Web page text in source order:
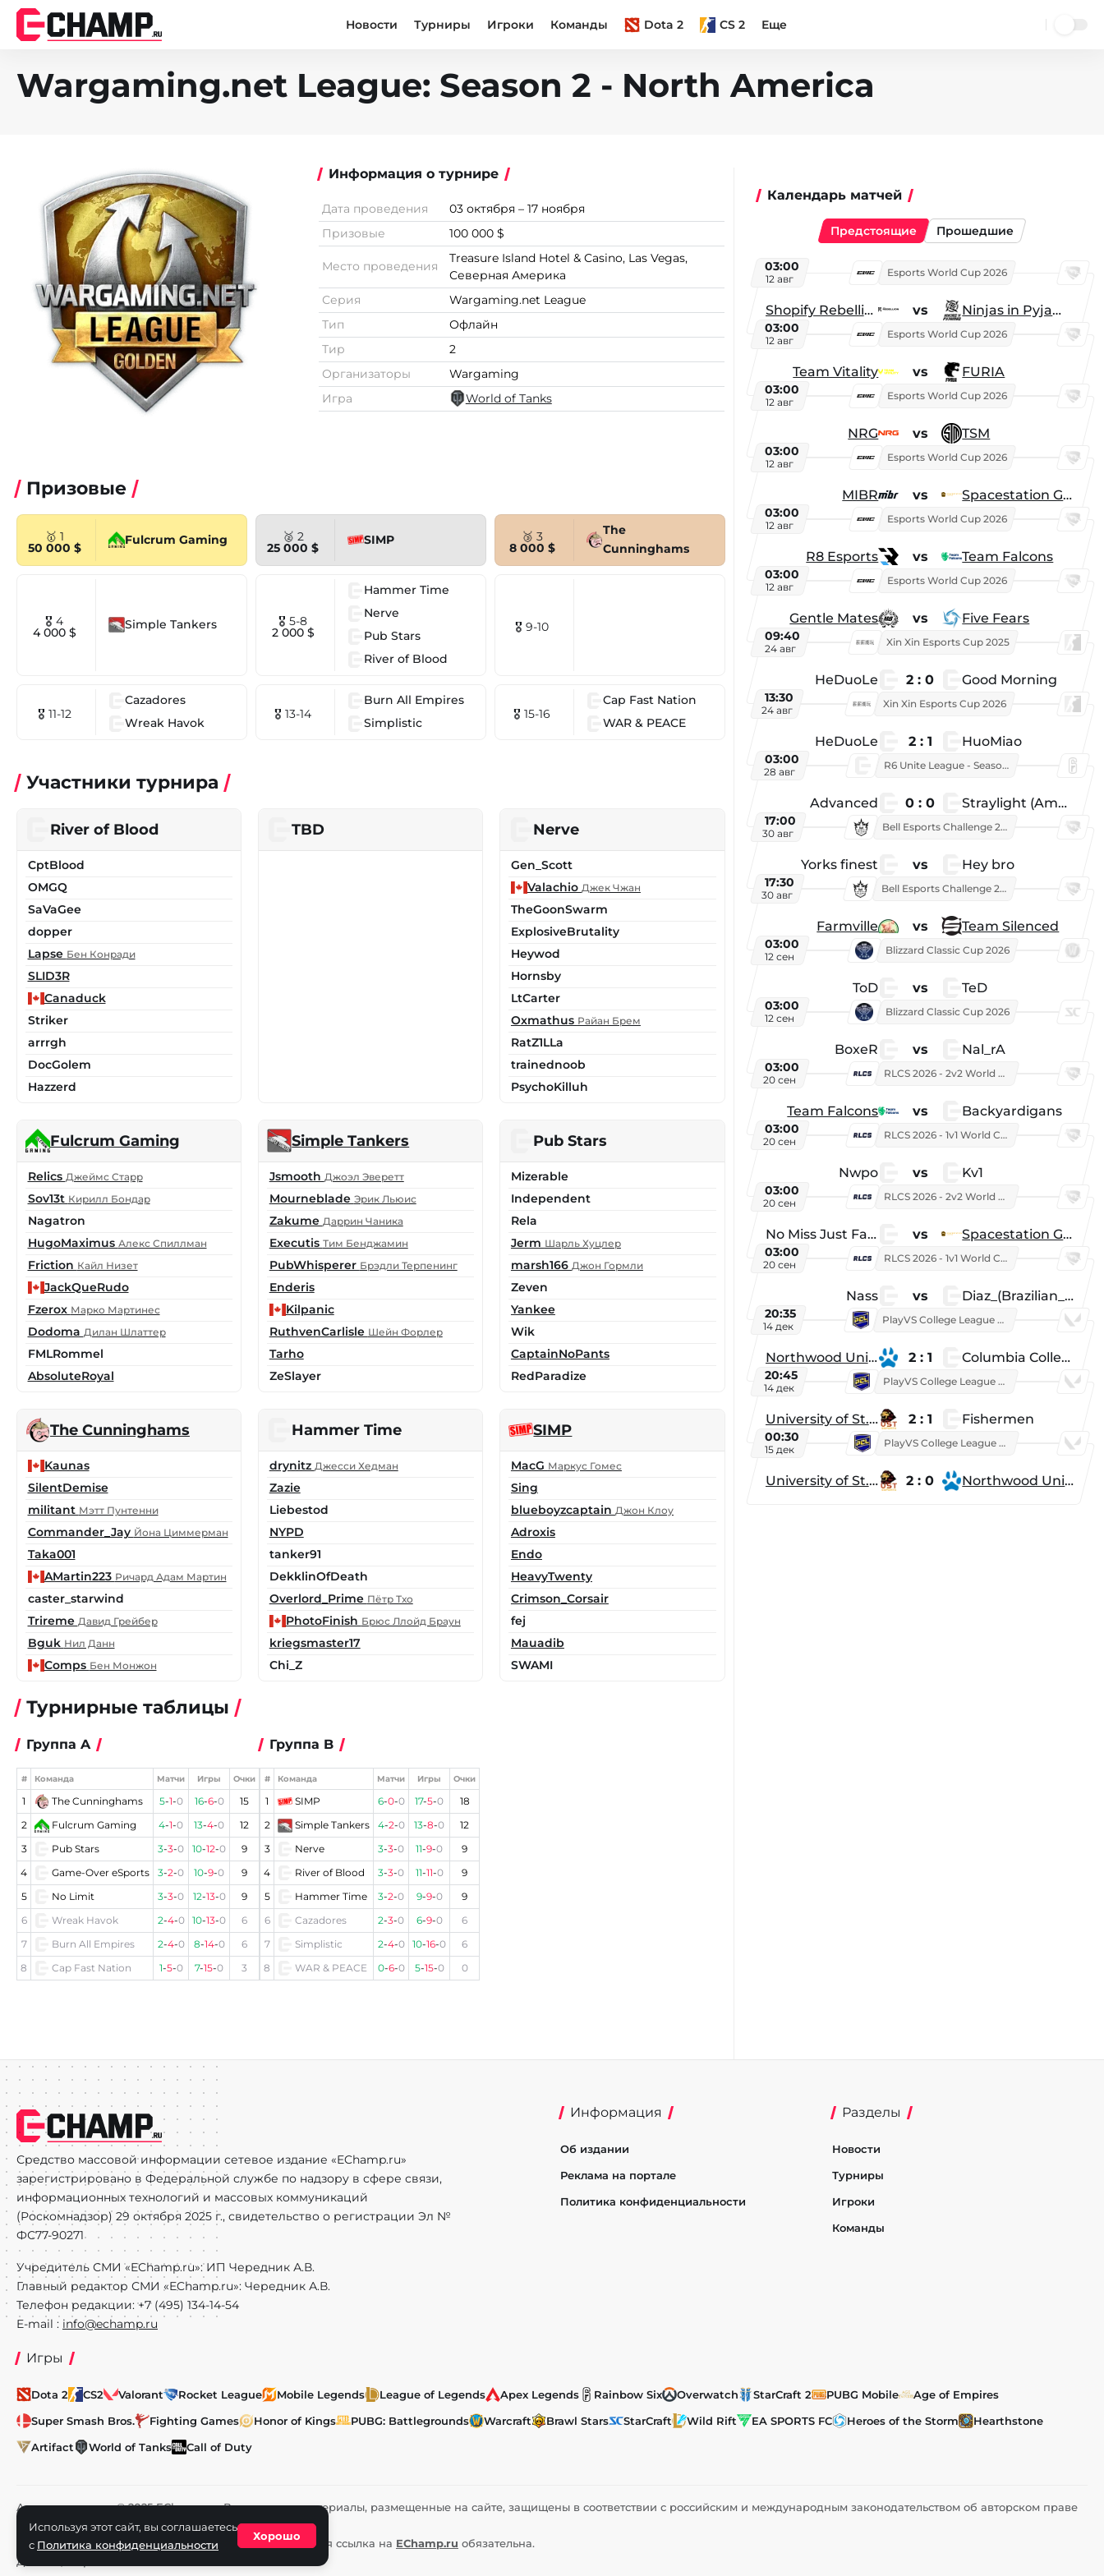
Новости Турниры Игроки Команды Dota 2 CS 2 Еще
Wargaming.net League: Season 2 - North America
Информация о турнире
Дата проведения
03 октября – 17 ноября
Призовые
100 000 $
Место проведения
Treasure Island Hotel & Casino, Las Vegas,
Северная Америка
Серия
Wargaming.net League
Тип
Офлайн
Тир
2
Организаторы
Wargaming
Игра
World of Tanks
Призовые
🥇 1
50 000 $
Fulcrum Gaming 🥈 2
25 000 $
SIMP 🥉 3
8 000 $
The
Cunninghams
🎖 4
4 000 $
Simple Tankers 🎖 5-8
2 000 $
Hammer Time
Nerve
Pub Stars
River of Blood
🎖 9-10
🎖 11-12
Cazadores
Wreak Havok
🎖 13-14
Burn All Empires
Simplistic
🎖 15-16
Cap Fast Nation
WAR & PEACE
Участники турнира
River of Blood
CptBlood
OMGQ
SaVaGee
dopper
Lapse Бен Конради
SLID3R
Canaduck
Striker
arrrgh
DocGolem
Hazzerd
TBD Nerve
Gen_Scott
Valachio Джек Чжан
TheGoonSwarm
ExplosiveBrutality
Heywod
Hornsby
LtCarter
Oxmathus Райан Брем
RatZ1LLa
trainednoob
PsychoKilluh
Fulcrum Gaming
Relics Джеймс Старр
Sov13t Кирилл Бондар
Nagatron
HugoMaximus Алекс Спиллман
Friction Кайл Низет
JackQueRudo
Fzerox Марко Мартинес
Dodoma Дилан Шлаттер
FMLRommel
AbsoluteRoyal
Simple Tankers
Jsmooth Джоэл Эверетт
Mourneblade Эрик Льюис
Zakume Даррин Чаника
Executis Тим Бенджамин
PubWhisperer Брэдли Терпенинг
Enderis
Kilpanic
RuthvenCarlisle Шейн Форлер
Tarho
ZeSlayer
Pub Stars
Mizerable
Independent
Rela
Jerm Шарль Хуцлер
marsh166 Джон Гормли
Zeven
Yankee
Wik
CaptainNoPants
RedParadize
The Cunninghams
Kaunas
SilentDemise
militant Мэтт Пунтенни
Commander_Jay Йона Циммерман
Taka001
AMartin223 Ричард Адам Мартин
caster_starwind
Trireme Давид Грейбер
Bguk Нил Данн
Comps Бен Монжон
Hammer Time
drynitz Джесси Хедман
Zazie
Liebestod
NYPD
tanker91
DekklinOfDeath
Overlord_Prime Пётр Тхо
PhotoFinish Брюс Ллойд Браун
kriegsmaster17
Chi_Z
SIMP
MacG Маркус Гомес
Sing
blueboyzcaptain Джон Клоу
Adroxis
Endo
HeavyTwenty
Crimson_Corsair
fej
Mauadib
SWAMI
Турнирные таблицы
Группа A
# Команда Матчи Игры Очки
1 The Cunninghams 5-1-0 16-6-0
15
2
Fulcrum Gaming 4-1-0 13-4-0
12
3
Pub Stars 3-3-0 10-12-0
9
4
Game-Over eSports 3-2-0 10-9-0
9
5
No Limit 3-3-0 12-13-0
9
6
Wreak Havok 2-4-0 10-13-0
6
7
Burn All Empires 2-4-0 8-14-0
6
8
Cap Fast Nation 1-5-0 7-15-0 3
Группа B
# Команда Матчи Игры Очки
1 SIMP 6-0-0 17-5-0
18
2
Simple Tankers 4-2-0 13-8-0
12
3
Nerve 3-3-0 11-9-0
9
4
River of Blood 3-3-0 11-11-0
9
5
Hammer Time 3-2-0 9-9-0
9
6
Cazadores 2-3-0 6-9-0
6
7
Simplistic 2-4-0 10-16-0
6
8
WAR & PEACE 0-6-0 5-15-0 0
Календарь матчей
Предстоящие Прошедшие
03:00
12 авг
Esports World Cup 2026
Shopify Rebellion vs Ninjas in Pyjamas
03:00
12 авг
Esports World Cup 2026
Team Vitality vs FURIA
03:00
12 авг
Esports World Cup 2026
NRG vs TSM
03:00
12 авг
Esports World Cup 2026
MIBR vs Spacestation Gaming
03:00
12 авг
Esports World Cup 2026
R8 Esports vs Team Falcons
03:00
12 авг
Esports World Cup 2026
Gentle Mates vs Five Fears
09:40
24 авг
Xin Xin Esports Cup 2025
HeDuoLe 2 : 0 Good Morning
13:30
24 авг
Xin Xin Esports Cup 2026
HeDuoLe 2 : 1 HuoMiao
03:00
28 авг
R6 Unite League - Season 1
Advanced 0 : 0 Straylight (American team)
17:00
30 авг
Bell Esports Challenge 2026
Yorks finest vs Hey bro
17:30
30 авг
Bell Esports Challenge 2026
Farmville vs Team Silenced
03:00
12 сен
Blizzard Classic Cup 2026
ToD vs TeD
03:00
12 сен
Blizzard Classic Cup 2026
BoxeR vs Nal_rA
03:00
20 сен
RLCS 2026 - 2v2 World Championship
Team Falcons vs Backyardigans
03:00
20 сен
RLCS 2026 - 1v1 World Championship
Nwpo vs Kv1
03:00
20 сен
RLCS 2026 - 2v2 World Championship
No Miss Just Fake vs Spacestation Gaming
03:00
20 сен
RLCS 2026 - 1v1 World Championship
Nass vs Diaz_(Brazilian_Player)
20:35
14 дек
PlayVS College League 2025: Fall
Northwood University 2 : 1 Columbia College
20:45
14 дек
PlayVS College League 2025: Fall
University of St. Thomas 2 : 1 Fishermen
00:30
15 дек
PlayVS College League 2025: Fall
University of St. Thomas 2 : 0 Northwood University
Средство массовой информации сетевое издание «EChamp.ru»
зарегистрировано в Федеральной службе по надзору в сфере связи,
информационных технологий и массовых коммуникаций
(Роскомнадзор) 29 октября 2025 г., свидетельство о регистрации Эл №
ФС77-90271
Учредитель СМИ «EChamp.ru»: ИП Чередник А.В.
Главный редактор СМИ «EChamp.ru»: Чередник А.В.
Телефон редакции: +7 (495) 134-14-54
E-mail : info@echamp.ru
Информация
Об издании
Реклама на портале
Политика конфиденциальности
Разделы
Новости
Турниры
Игроки
Команды
Игры
Dota 2 CS2 Valorant Rocket League Mobile Legends League of Legends Apex Legends Rainbow Six Overwatch StarCraft 2 PUBG Mobile
Age of Empires
Super Smash Bros.
Fighting Games Honor of Kings PUBG: Battlegrounds Warcraft Brawl Stars StarCraft Wild Rift EA SPORTS FC Heroes of the Storm
Hearthstone
Artifact
World of Tanks Call of Duty
Авторское право © 2025 EChamp.ru. Все права на материалы, размещенные на сайте, защищены в соответствии с российским и международным законодательством об авторском праве
и смежных правах.
При любом использовании материалов сайта активная ссылка на EChamp.ru обязательна.
Для лиц старше 16 лет
Используя этот сайт, вы соглашаетесь
с Политика конфиденциальности
Хорошо